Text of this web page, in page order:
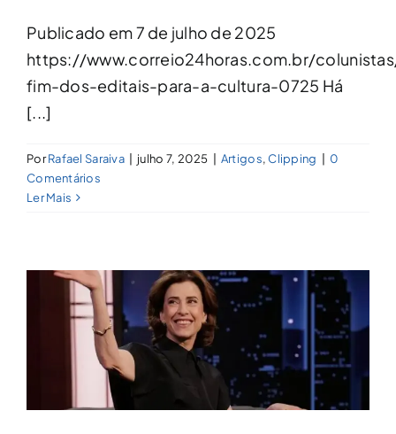
Publicado em 7 de julho de 2025
https://www.correio24horas.com.br/
fim-dos-editais-para-a-cultura-0725 Há
[...]
PorRafael Saraiva julho 7, 2025 Artigos,Clipping
0
Comentários
Ler Mais